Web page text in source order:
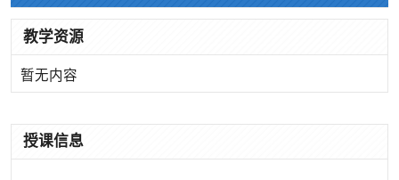
教学资源
暂无内容
授课信息